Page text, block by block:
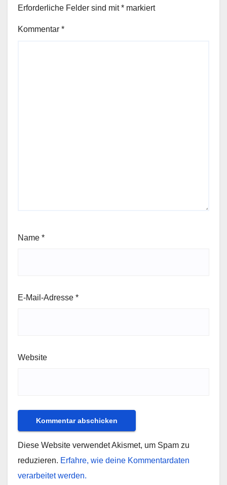
Erforderliche Felder sind mit* markiert
Kommentar *
Name *
E-Mail-Adresse *
Website
Diese Website verwendet Akismet, um Spam zu
reduzieren. Erfahre, wie deine Kommentardaten
verarbeitet werden.